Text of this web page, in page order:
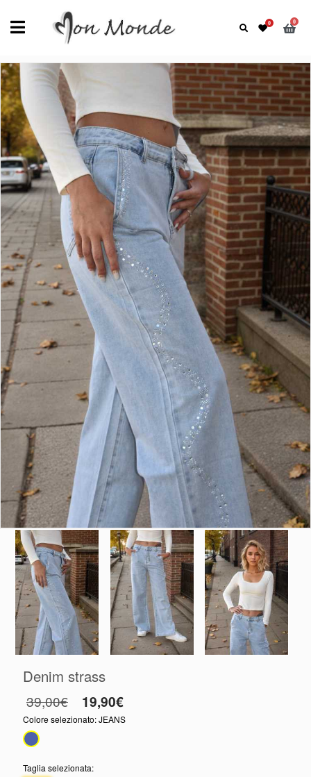
Denim strass
39,00€ 19,90€
Colore selezionato:JEANS
Taglia selezionata: